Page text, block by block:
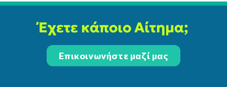
Έχετε κάποιο Αίτημα;
Επικοινωνήστε μαζί μας